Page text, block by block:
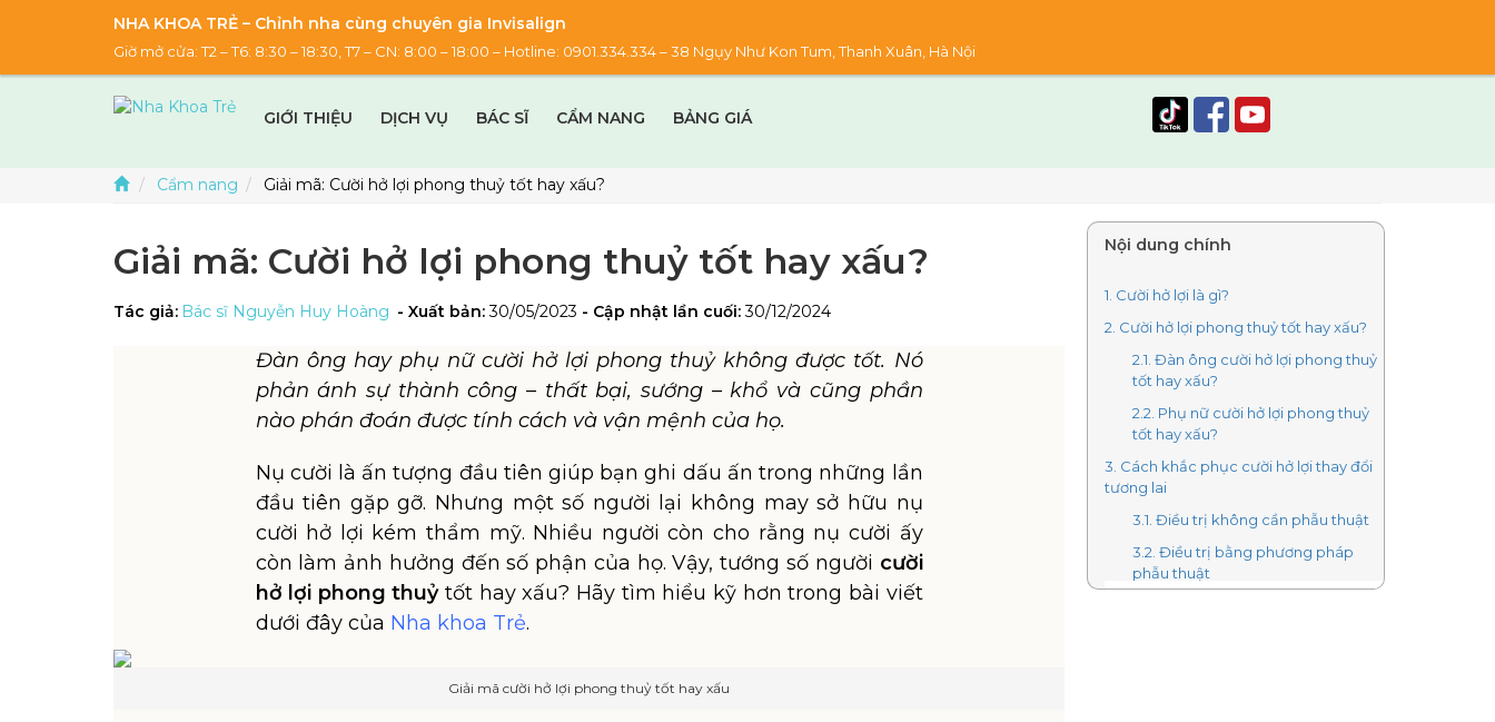
NHA KHOA TRẺ – Chỉnh nha cùng chuyên gia Invisalign
Giờ mở cửa: T2 – T6: 8:30 – 18:30, T7 – CN: 8:00 – 18:00 – Hotline: 0901.334.334 – 38 Ngụy Như Kon Tum, Thanh Xuân, Hà Nội
GIỚI THIỆU DỊCH VỤ BÁC SĨ CẨM NANG BẢNG GIÁ
Cẩm nang Giải mã: Cười hở lợi phong thuỷ tốt hay xấu?
Giải mã: Cười hở lợi phong thuỷ tốt hay xấu?
Tác giả: Bác sĩ Nguyễn Huy Hoàng - Xuất bản:30/05/2023 - Cập nhật lần cuối:30/12/2024
Đàn ônghay phụ nữcười hở lợi phong thuỷ không được tốt. Nó
phản ánh sự thành công – thất bại, sướng – khổ và cũng phần
nào phán đoán được tính cách và vận mệnh của họ.
Nụ cười là ấn tượng đầu tiên giúp bạn ghi dấu ấn trong những lần
đầu tiên gặp gỡ. Nhưng một số người lại không may sở hữu nụ
cười hở lợi kém thẩm mỹ. Nhiều người còn cho rằng nụ cười ấy
còn làm ảnh hưởng đến số phận của họ. Vậy, tướng số người cười
hở lợi phong thuỷtốt hay xấu? Hãy tìm hiểu kỹ hơn trong bài viết
dưới đây của Nha khoa Trẻ.
Giải mã cười hở lợi phong thuỷ tốt hay xấu
Nội dung chính
1. Cười hở lợi là gì?
2. Cười hở lợi phong thuỷ tốt hay xấu?
2.1. Đàn ông cười hở lợi phong thuỷ
tốt hay xấu?
2.2. Phụ nữ cười hở lợi phong thuỷ
tốt hay xấu?
3. Cách khắc phục cười hở lợi thay đổi
tương lai
3.1. Điều trị không cần phẫu thuật
3.2. Điều trị bằng phương pháp
phẫu thuật